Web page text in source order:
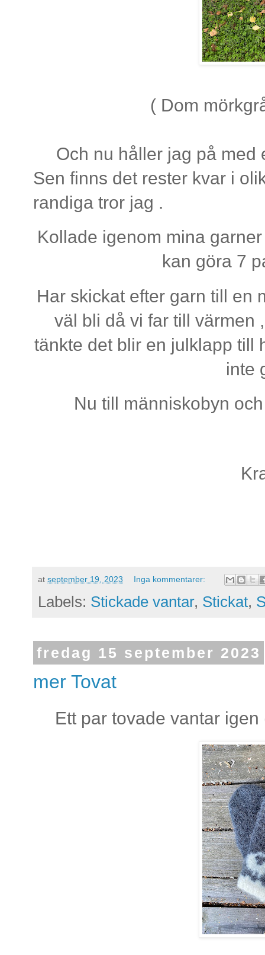
( Dom
Och nu håller jag på
Sen finns det rester kvar i
randiga tror jag .
Kollade igenom mina
kan göra 7
Har skickat efter garn till en
väl bli då vi far till värmen
tänkte det blir en julklapp till
inte
Nu till människobyn
at september 19, 2023 Inga kommentarer:
Labels: Stickade vantar, Stickat,
fredag 15 september 2023
mer Tovat
Ett par tovade vantar